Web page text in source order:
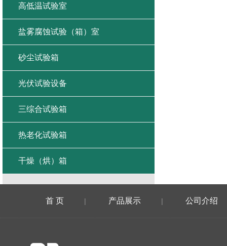
高低温试验室
盐雾腐蚀试验（箱）室
砂尘试验箱
光伏试验设备
三综合试验箱
热老化试验箱
干燥（烘）箱
首 页 | 产品展示 | 公司介绍